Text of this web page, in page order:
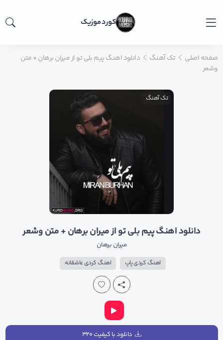
کورد موزیک
صفحه اصلی تک آهنگ
دانلود اهنگ پیم بلی تو از میران برهان + متن
وشعر
تک آهنگ
دانلود اهنگ پیم بلی تو از میران برهان + متن وشعر
میران برهان
اهنگ کردی پاپ اهنگ کردی عاشقانه
دانلود با کیفیت ۳۲۰